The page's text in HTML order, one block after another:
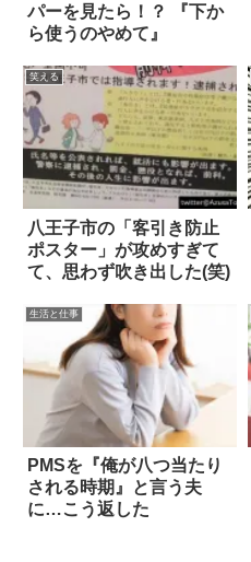
パーを見たら！？ 『下か
ら使うのやめて』
笑える
八王子市の「客引き防止
ポスター」が攻めすぎて
て、思わず吹き出した(笑)
生活と仕事
PMSを『俺が八つ当たり
される時期』と言う夫
に…こう返した